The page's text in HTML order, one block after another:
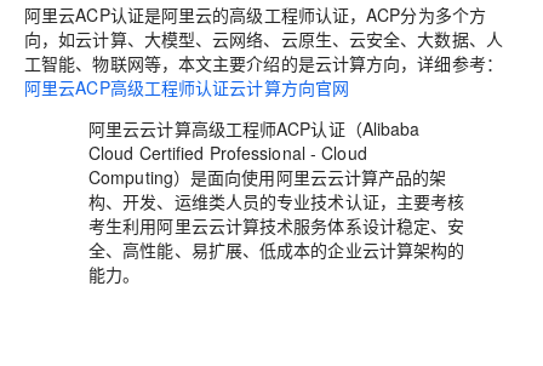
阿里云ACP认证是阿里云的高级工程师认证，ACP分为多个方
向，如云计算、大模型、云网络、云原生、云安全、大数据、人
工智能、物联网等，本文主要介绍的是云计算方向，详细参考：
阿里云ACP高级工程师认证云计算方向官网
阿里云云计算高级工程师ACP认证（Alibaba
Cloud Certified Professional - Cloud
Computing）是面向使用阿里云云计算产品的架
构、开发、运维类人员的专业技术认证，主要考核
考生利用阿里云云计算技术服务体系设计稳定、安
全、高性能、易扩展、低成本的企业云计算架构的
能力。